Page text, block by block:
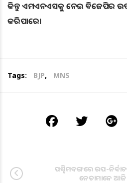
କିନ୍ତୁ ଏମଏନଏସକୁ ନେଇ ବିଜେପିର ଉତ୍ତର
କରିପାରେ।
Tags: BJP, MNS
ପଶ୍ଚିମବଙ୍ଗରେ ଉପ-
ନେତାମାନେ